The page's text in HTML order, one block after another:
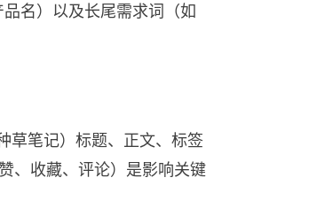
名）以及长尾需求词（如
草笔记）标题、正文、标签
、收藏、评论）是影响关键